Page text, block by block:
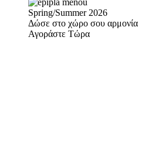
Spring/Summer 2026
Δώσε στο χώρο σου αρμονία
Αγοράστε Τώρα